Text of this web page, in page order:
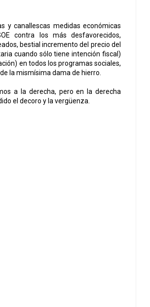
y canallescas medidas económicas
contra los más desfavorecidos,
bestial incremento del precio del
cuando sólo tiene intención fiscal)
en todos los programas sociales,
la mismísima dama de hierro.
a la derecha, pero en la derecha
el decoro y la vergüenza.